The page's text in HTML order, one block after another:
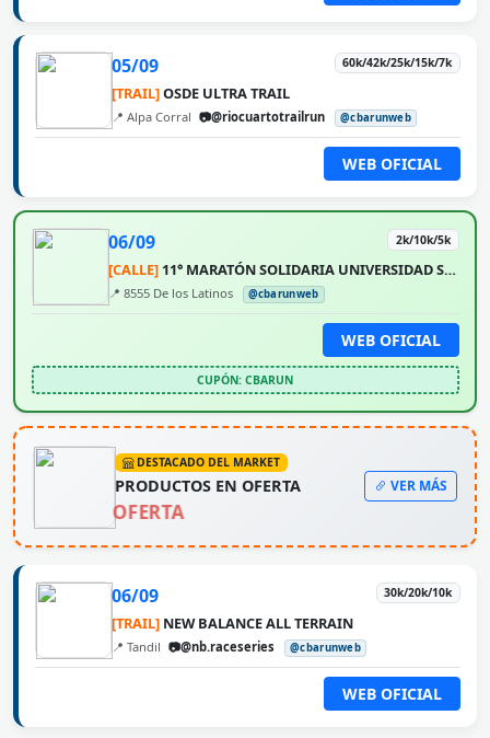
05/09 60k/42k/25k/15k/7k
[TRAIL]OSDE ULTRA TRAIL
📍 Alpa Corral 📷@riocuartotrailrun @cbarunweb
WEB OFICIAL
06/09 2k/10k/5k
[CALLE]11° MARATÓN SOLIDARIA UNIVERSIDAD SIGLO 21
📍 8555 De los Latinos @cbarunweb
WEB OFICIAL
CUPÓN: CBARUN
DESTACADO DEL MARKET
PRODUCTOS EN OFERTA
OFERTA
VER MÁS
06/09 30k/20k/10k
[TRAIL] NEW BALANCE ALL TERRAIN
📍 Tandil 📷@nb.raceseries @cbarunweb
WEB OFICIAL